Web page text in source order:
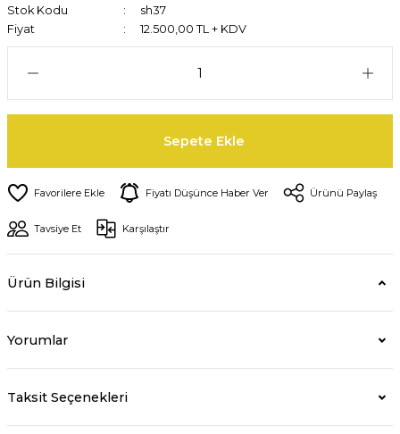
Stok Kodu
sh37
Fiyat
12.500,00 TL + KDV
Sepete Ekle
Fiyatı Düşünce Haber Ver Ürünü Paylaş
Tavsiye Et Karşılaştır
Ürün Bilgisi
Yorumlar
Taksit Seçenekleri